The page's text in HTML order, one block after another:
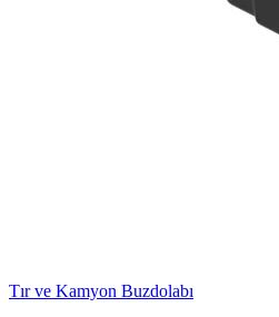
Tır ve Kamyon Buzdolabı